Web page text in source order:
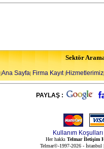
Sektör
|Ana Sayfa| Firma Kayıt|Hizmetlerimiz|
PAYLAŞ :
Kullanım Koşulları
Her hakkı Telmar İletişim
Telmar©-1997-2026 -